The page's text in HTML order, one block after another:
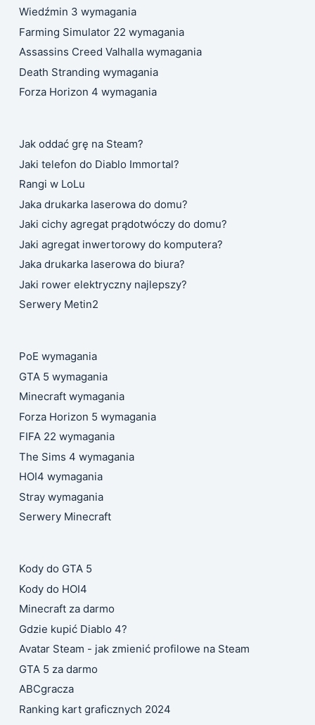
Wiedźmin 3 wymagania
Farming Simulator 22 wymagania
Assassins Creed Valhalla wymagania
Death Stranding wymagania
Forza Horizon 4 wymagania
Jak oddać grę na Steam?
Jaki telefon do Diablo Immortal?
Rangi w LoLu
Jaka drukarka laserowa do domu?
Jaki cichy agregat prądotwóczy do domu?
Jaki agregat inwertorowy do komputera?
Jaka drukarka laserowa do biura?
Jaki rower elektryczny najlepszy?
Serwery Metin2
PoE wymagania
GTA 5 wymagania
Minecraft wymagania
Forza Horizon 5 wymagania
FIFA 22 wymagania
The Sims 4 wymagania
HOI4 wymagania
Stray wymagania
Serwery Minecraft
Kody do GTA 5
Kody do HOI4
Minecraft za darmo
Gdzie kupić Diablo 4?
Avatar Steam - jak zmienić profilowe na Steam
GTA 5 za darmo
ABCgracza
Ranking kart graficznych 2024